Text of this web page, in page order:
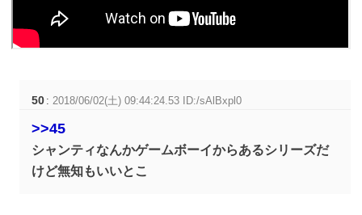
50 : 2018/06/02(土) 09:44:24.53 ID:/sAlBxpl0
>>45
シャンティなんかゲームボーイからあるシリーズだ
けど無知もいいとこ